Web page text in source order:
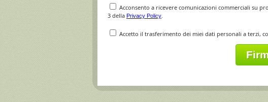
Acconsento a ricevere comunicazioni commerciali su
3 della Privacy Policy
Accetto il trasferimento dei miei dati personali a terzi,